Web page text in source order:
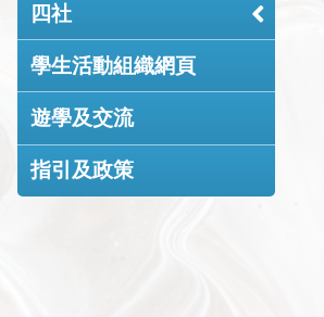
四社
學生活動組織網頁
遊學及交流
指引及政策